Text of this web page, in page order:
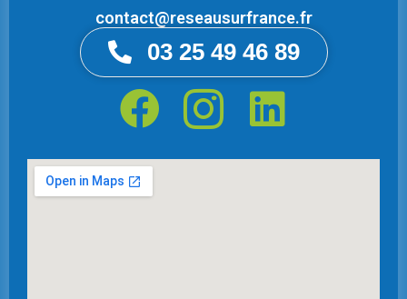
contact@reseausurfrance.fr
03 25 49 46 89
F
a
c
I
c
o
L
i
n